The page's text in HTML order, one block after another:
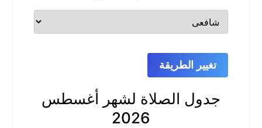
تغيير الطريقة
جدول الصلاة لشهر أغسطس
2026